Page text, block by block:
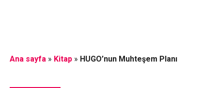
Ana sayfa» Kitap» HUGO’nun Muhteşem Planı